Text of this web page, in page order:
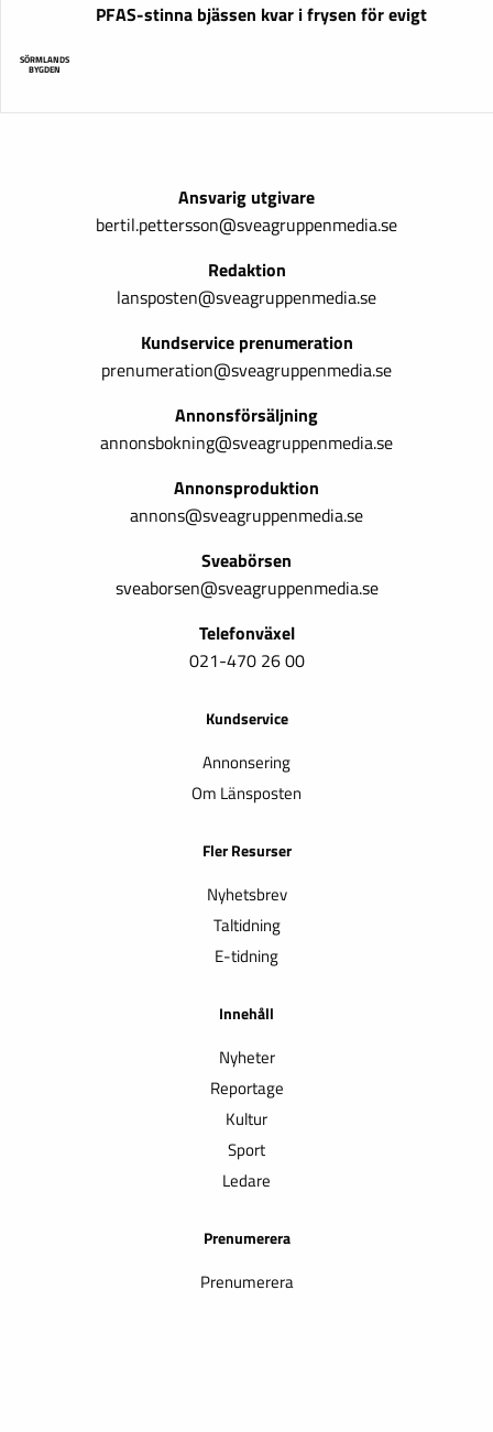
SÖRMLANDS
BYGDEN
PFAS-stinna bjässen kvar i frysen för evigt
Ansvarig utgivare
bertil.pettersson@sveagruppenmedia.se
Redaktion
lansposten@sveagruppenmedia.se
Kundservice prenumeration
prenumeration@sveagruppenmedia.se
Annonsförsäljning
annonsbokning@sveagruppenmedia.se
Annonsproduktion
annons@sveagruppenmedia.se
Sveabörsen
sveaborsen@sveagruppenmedia.se
Telefonväxel
021-470 26 00
Kundservice
Annonsering
Om Länsposten
Fler Resurser
Nyhetsbrev
Taltidning
E-tidning
Innehåll
Nyheter
Reportage
Kultur
Sport
Ledare
Prenumerera
Prenumerera